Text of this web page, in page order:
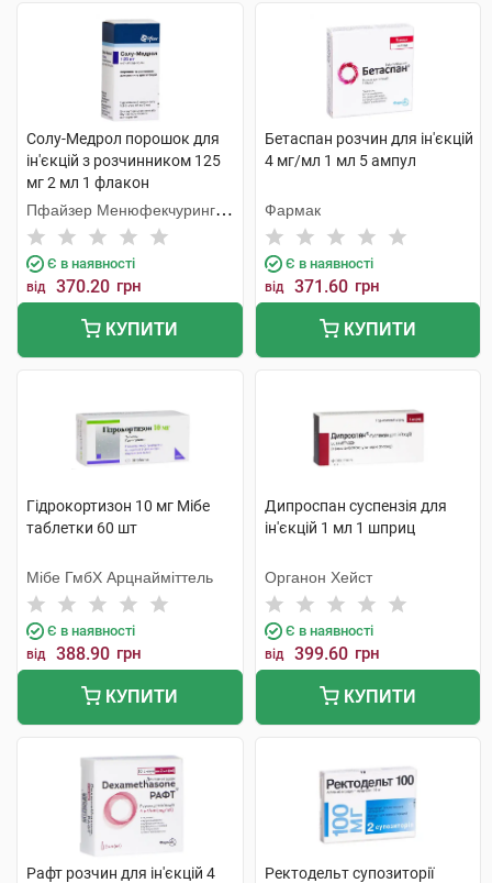
Солу-Медрол порошок для
ін'єкцій з розчинником 125
мг 2 мл 1 флакон
Пфайзер Менюфекчуринг
Бельгія
Є в наявності
від 370.20 грн
КУПИТИ
Бетаспан розчин для ін'єкцій
4 мг/мл 1 мл 5 ампул
Фармак
Є в наявності
від 371.60 грн
КУПИТИ
Гідрокортизон 10 мг Мібе
таблетки 60 шт
Мібе ГмбХ Арцнайміттель
Є в наявності
від 388.90 грн
КУПИТИ
Дипроспан суспензія для
ін'єкцій 1 мл 1 шприц
Органон Хейст
Є в наявності
від 399.60 грн
КУПИТИ
Рафт розчин для ін'єкцій 4
Ректодельт супозиторії